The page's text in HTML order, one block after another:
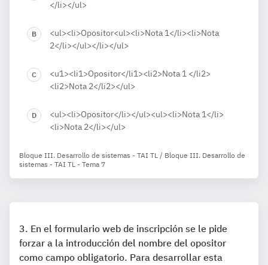
</li></ul>
<ul><li>Opositor<ul><li>Nota 1</li><li>Nota
2</li></ul></li></ul>
<u1><li1>Opositor</li1><li2>Nota 1 </li2>
<li2>Nota 2</li2></ul>
<ul><li>Opositor</li></ul><ul><li>Nota 1</li>
<li>Nota 2</li></ul>
Bloque III. Desarrollo de sistemas - TAI TL / Bloque III. Desarrollo de
sistemas - TAI TL - Tema 7
En el formulario web de inscripción se le pide
forzar a la introducción del nombre del opositor
como campo obligatorio. Para desarrollar esta